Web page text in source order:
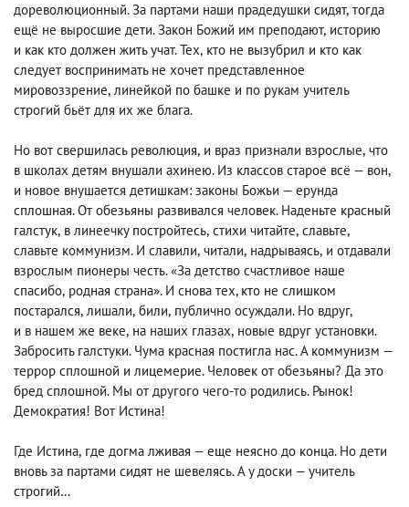
дореволюционный. За партами наши прадедушки сидят, тогда
ещё не выросшие дети. Закон Божий им преподают, историю
и как кто должен жить учат. Тех, кто не вызубрил и кто как
следует воспринимать не хочет представленное
мировоззрение, линейкой по башке и по рукам учитель
строгий бьёт для их же блага.
Но вот свершилась революция, и враз признали взрослые, что
в школах детям внушали ахинею. Из классов старое всё — вон,
и новое внушается детишкам: законы Божьи — ерунда
сплошная. От обезьяны развивался человек. Наденьте красный
галстук, в линеечку постройтесь, стихи читайте, славьте,
славьте коммунизм. И славили, читали, надрываясь, и отдавали
взрослым пионеры честь. «За детство счастливое наше
спасибо, родная страна». И снова тех, кто не слишком
постарался, лишали, били, публично осуждали. Но вдруг,
и в нашем же веке, на наших глазах, новые вдруг установки.
Забросить галстуки. Чума красная постигла нас. А коммунизм —
террор сплошной и лицемерие. Человек от обезьяны? Да это
бред сплошной. Мы от другого чего-то родились. Рынок!
Демократия! Вот Истина!
Где Истина, где догма лживая — еще неясно до конца. Но дети
вновь за партами сидят не шевелясь. А у доски — учитель
строгий…